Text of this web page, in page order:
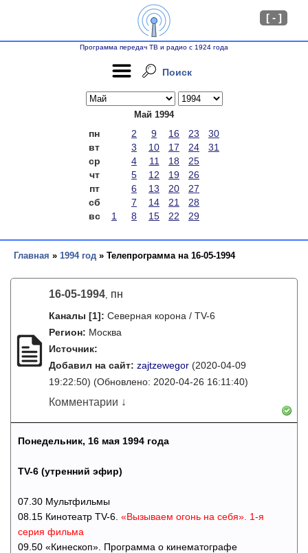
Программа передач ТВ и радио с 1924 года
Поиск
Май 1994
пн 2 9 16 23
30
вт
3 10 17 24
31
ср
4 11 18
25
чт
5 12 19
26
пт
6 13 20
27
сб
7 14 21
28
вс
1 8 15 22 29
Главная » 1994 год » Телепрограмма на 16-05-1994
16-05-1994, пн
Каналы [1]: Северная корона / TV-6
Регион: Москва
Источник:
Добавил на сайт: zajtzewegor (2020-04-09
19:22:50) (Обновлено: 2020-04-26 16:11:40)
Комментарии ↓
[ - ]
Понедельник, 16 мая 1994 года
TV-6 (утренний эфир)
07.30 Мультфильмы
08.15 Кинотеатр TV-6. «Вызываем огонь на себя». 1-я
серия фильма
09.50 «Кинескоп». Программа о кинематографе